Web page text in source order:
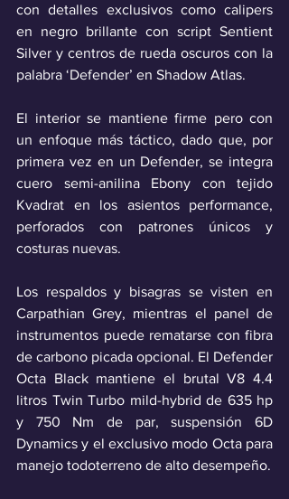
con detalles exclusivos como calipers
en negro brillante con script Sentient
Silver y centros de rueda oscuros con la
palabra ‘Defender’ en Shadow Atlas.
El interior se mantiene firme pero con
un enfoque más táctico, dado que, por
primera vez en un Defender, se integra
cuero semi-anilina Ebony con tejido
Kvadrat en los asientos performance,
perforados con patrones únicos y
costuras nuevas.
Los respaldos y bisagras se visten en
Carpathian Grey, mientras el panel de
instrumentos puede rematarse con fibra
de carbono picada opcional. El Defender
Octa Black mantiene el brutal V8 4.4
litros Twin Turbo mild-hybrid de 635 hp
y 750 Nm de par, suspensión 6D
Dynamics y el exclusivo modo Octa para
manejo todoterreno de alto desempeño.